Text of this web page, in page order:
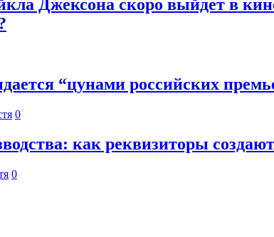
Джексона скоро выйдет в
“цунами российских
0
как реквизиторы
0